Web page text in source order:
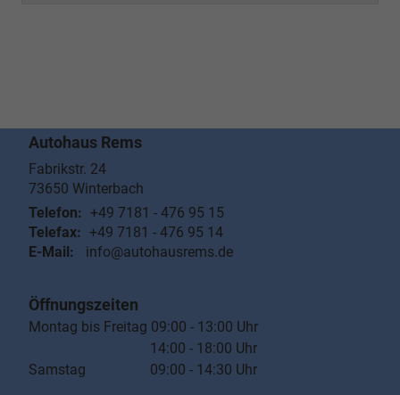
Autohaus Rems
Fabrikstr. 24
73650 Winterbach
Telefon: +49 7181 - 476 95 15
Telefax: +49 7181 - 476 95 14
E-Mail:
info@autohausrems.de
Öffnungszeiten
Montag bis Freitag 09:00 - 13:00 Uhr
14:00 - 18:00 Uhr
Samstag 09:00 - 14:30 Uhr